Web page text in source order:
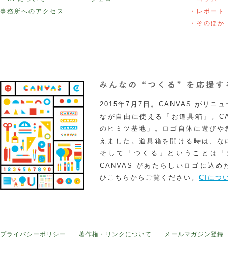
事務所へのアクセス
・レポート
・そのほか
2015年7月7日。CANVAS がリニュ
なが自由に使える「お道具箱」。
のヒミツ基地」。ロゴ自体に遊び
えました。道具箱を開ける時は、
そして「つくる」ということは
CANVAS があたらしいロゴに込め
ひこちらからご覧ください。 CIにつ
プライバシーポリシー 著作権・リンクについて メールマガジン登録